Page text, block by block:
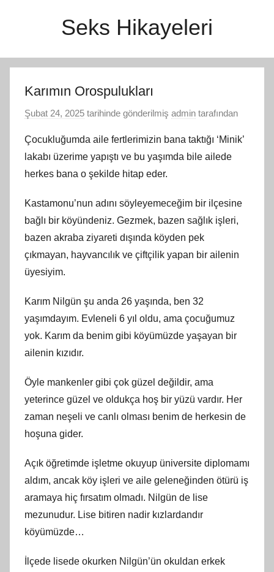
Seks Hikayeleri
Karımın Orospulukları
Şubat 24, 2025 tarihinde gönderilmiş admin tarafından
Çocukluğumda aile fertlerimizin bana taktığı ‘Minik’
lakabı üzerime yapıştı ve bu yaşımda bile ailede
herkes bana o şekilde hitap eder.
Kastamonu’nun adını söyleyemeceğim bir ilçesine
bağlı bir köyündeniz. Gezmek, bazen sağlık işleri,
bazen akraba ziyareti dışında köyden pek
çıkmayan, hayvancılık ve çiftçilik yapan bir ailenin
üyesiyim.
Karım Nilgün şu anda 26 yaşında, ben 32
yaşımdayım. Evleneli 6 yıl oldu, ama çocuğumuz
yok. Karım da benim gibi köyümüzde yaşayan bir
ailenin kızıdır.
Öyle mankenler gibi çok güzel değildir, ama
yeterince güzel ve oldukça hoş bir yüzü vardır. Her
zaman neşeli ve canlı olması benim de herkesin de
hoşuna gider.
Açık öğretimde işletme okuyup üniversite diplomamı
aldım, ancak köy işleri ve aile geleneğinden ötürü iş
aramaya hiç fırsatım olmadı. Nilgün de lise
mezunudur. Lise bitiren nadir kızlardandır
köyümüzde…
İlçede lisede okurken Nilgün’ün okuldan erkek